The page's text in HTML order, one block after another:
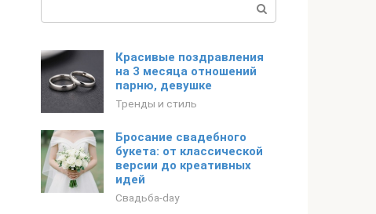
Красивые поздравления
на 3 месяца отношений
парню, девушке
Тренды и стиль
Бросание свадебного
букета: от классической
версии до креативных
идей
Свадьба-day